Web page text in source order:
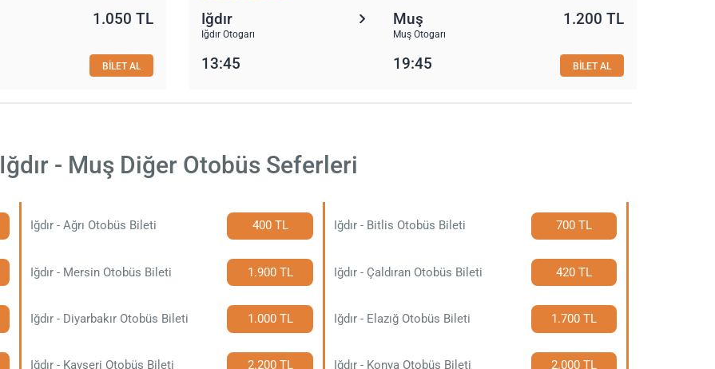
1.050 TL
BİLET AL
Iğdır
Iğdır Otogarı
Muş
Muş Otogarı
1.200 TL
13:45 19:45 BİLET AL
Iğdır - Muş Diğer Otobüs Seferleri
Iğdır - Ağrı Otobüs Bileti 400 TL Iğdır - Bitlis Otobüs Bileti 700 TL
Iğdır - Mersin Otobüs Bileti 1.900 TL Iğdır - Çaldıran Otobüs Bileti 420 TL
Iğdır - Diyarbakır Otobüs Bileti 1.000 TL Iğdır - Elazığ Otobüs Bileti 1.700 TL
Iğdır - Kayseri Otobüs Bileti 2.200 TL Iğdır - Konya Otobüs Bileti 2.000 TL